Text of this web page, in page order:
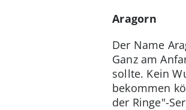
Aragorn
Der Name
Ganz am
sollte. Kein
bekommen
der Ringe"-